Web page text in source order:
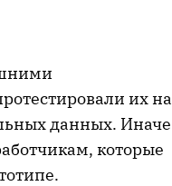
их на
данных. Иначе
которые